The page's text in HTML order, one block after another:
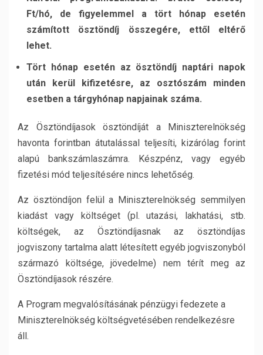
Ft/hó, de figyelemmel a tört hónap esetén
számított ösztöndíj összegére, ettől eltérő
lehet.
Tört hónap esetén az ösztöndíj naptári napok
után kerül kifizetésre, az osztószám minden
esetben a tárgyhónap napjainak száma.
Az Ösztöndíjasok ösztöndíját a Miniszterelnökség
havonta forintban átutalással teljesíti, kizárólag forint
alapú bankszámlaszámra. Készpénz, vagy egyéb
fizetési mód teljesítésére nincs lehetőség.
Az ösztöndíjon felül a Miniszterelnökség semmilyen
kiadást vagy költséget (pl. utazási, lakhatási, stb.
költségek, az Ösztöndíjasnak az ösztöndíjas
jogviszony tartalma alatt létesített egyéb jogviszonyból
származó költsége, jövedelme) nem térít meg az
Ösztöndíjasok részére.
A Program megvalósításának pénzügyi fedezete a
Miniszterelnökség költségvetésében rendelkezésre
áll.